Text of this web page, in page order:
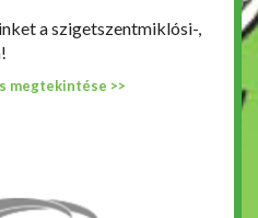
a szigetszentmiklósi-,
megtekintése >>